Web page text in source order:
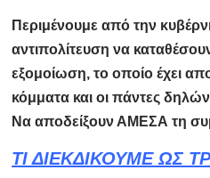
Περιμένουμε από την
αντιπολίτευση να
εξομοίωση, το οποίο έχει
κόμματα και οι πάντες
Να αποδείξουν ΑΜΕΣΑ τη
ΤΙ ΔΙΕΚΔΙΚΟΥΜΕ ΩΣ